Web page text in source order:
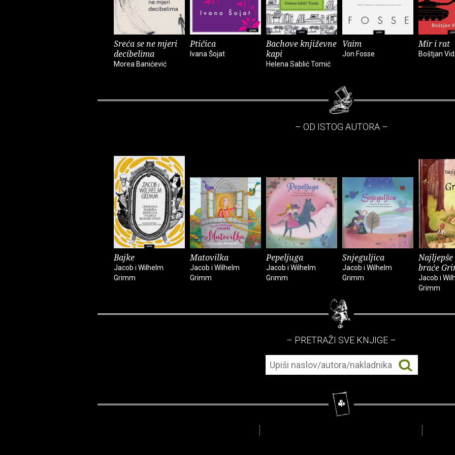
Sreća se ne mjeri
decibelima
Morea Banićević
Ptičica
Ivana Šojat
Bachove književne
kapi
Helena Sablić Tomić
Vaim
Jon Fosse
Mir i rat
Boštjan
– OD ISTOG AUTORA –
Bajke
Jacob i Wilhelm
Grimm
Matovilka
Jacob i Wilhelm
Grimm
Pepeljuga
Jacob i Wilhelm
Grimm
Snjeguljica
Jacob i Wilhelm
Grimm
braće
Jacob i
Grimm
– PRETRAŽI SVE KNJIGE –